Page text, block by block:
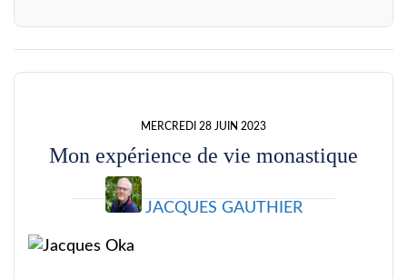
MERCREDI 28 JUIN 2023
Mon expérience de vie monastique
JACQUES GAUTHIER